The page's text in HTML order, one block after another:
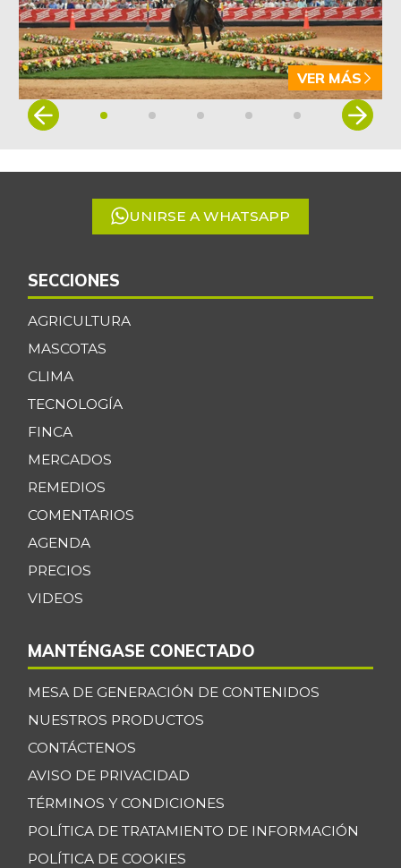
VER MÁS
Item
5
UNIRSE A WHATSAPP
SECCIONES
AGRICULTURA
MASCOTAS
CLIMA
TECNOLOGÍA
FINCA
MERCADOS
REMEDIOS
COMENTARIOS
AGENDA
PRECIOS
VIDEOS
MANTÉNGASE CONECTADO
MESA DE GENERACIÓN DE CONTENIDOS
NUESTROS PRODUCTOS
CONTÁCTENOS
AVISO DE PRIVACIDAD
TÉRMINOS Y CONDICIONES
POLÍTICA DE TRATAMIENTO DE INFORMACIÓN
POLÍTICA DE COOKIES